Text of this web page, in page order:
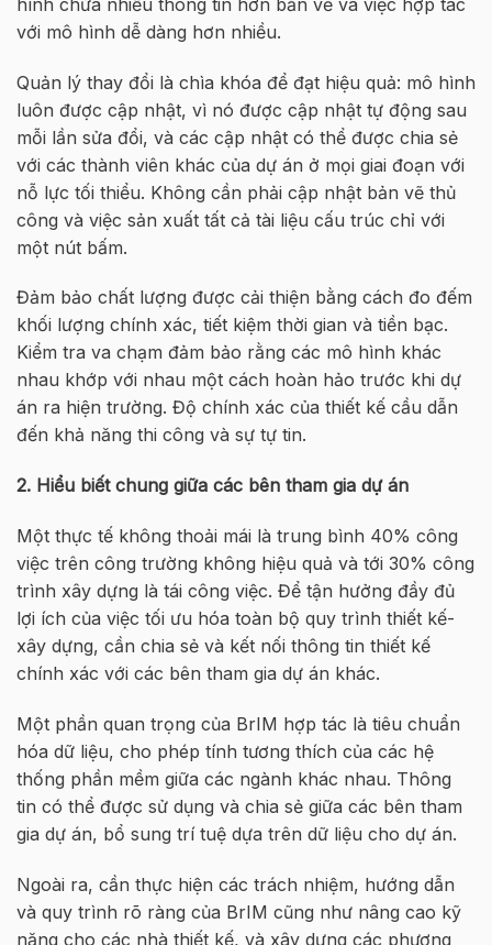
với mô hình dễ dàng hơn nhiều.
Quản lý thay đổi là chìa khóa để đạt hiệu quả: mô hình
luôn được cập nhật, vì nó được cập nhật tự động sau
mỗi lần sửa đổi, và các cập nhật có thể được chia sẻ
với các thành viên khác của dự án ở mọi giai đoạn với
nỗ lực tối thiểu. Không cần phải cập nhật bản vẽ thủ
công và việc sản xuất tất cả tài liệu cấu trúc chỉ với
một nút bấm.
Đảm bảo chất lượng được cải thiện bằng cách đo đếm
khối lượng chính xác, tiết kiệm thời gian và tiền bạc.
Kiểm tra va chạm đảm bảo rằng các mô hình khác
nhau khớp với nhau một cách hoàn hảo trước khi dự
án ra hiện trường. Độ chính xác của thiết kế cầu dẫn
đến khả năng thi công và sự tự tin.
2. Hiểu biết chung giữa các bên tham gia dự án
Một thực tế không thoải mái là trung bình 40% công
việc trên công trường không hiệu quả và tới 30% công
trình xây dựng là tái công việc. Để tận hưởng đầy đủ
lợi ích của việc tối ưu hóa toàn bộ quy trình thiết kế-
xây dựng, cần chia sẻ và kết nối thông tin thiết kế
chính xác với các bên tham gia dự án khác.
Một phần quan trọng của BrIM hợp tác là tiêu chuẩn
hóa dữ liệu, cho phép tính tương thích của các hệ
thống phần mềm giữa các ngành khác nhau. Thông
tin có thể được sử dụng và chia sẻ giữa các bên tham
gia dự án, bổ sung trí tuệ dựa trên dữ liệu cho dự án.
Ngoài ra, cần thực hiện các trách nhiệm, hướng dẫn
và quy trình rõ ràng của BrIM cũng như nâng cao kỹ
năng cho các nhà thiết kế, và xây dựng các phương